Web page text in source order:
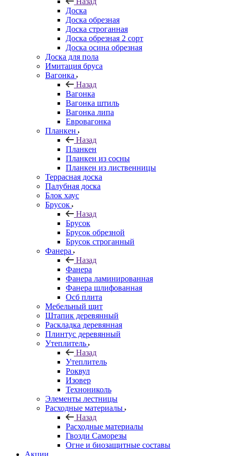
Доска
Доска обрезная
Доска строганная
Доска обрезная 2 сорт
Доска осина обрезная
Доска для пола
Имитация бруса
Вагонка
Назад
Вагонка
Вагонка штиль
Вагонка липа
Евровагонка
Планкен
Назад
Планкен
Планкен из сосны
Планкен из лиственницы
Террасная доска
Палубная доска
Блок хаус
Брусок
Назад
Брусок
Брусок обрезной
Брусок строганный
Фанера
Назад
Фанера
Фанера ламинированная
Фанера шлифованная
Осб плита
Мебельный щит
Штапик деревянный
Раскладка деревянная
Плинтус деревянный
Утеплитель
Назад
Утеплитель
Роквул
Изовер
Технониколь
Элементы лестницы
Расходные материалы
Назад
Расходные материалы
Гвозди Саморезы
Огне и биозащитные составы
Акции